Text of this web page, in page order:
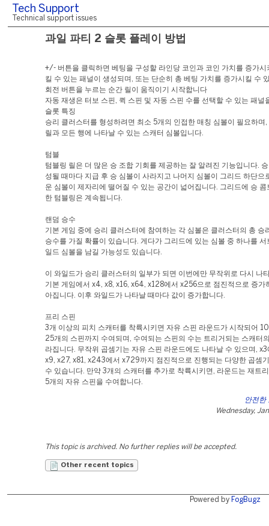
Tech Support
Technical support issues
과일 파티 2 슬롯 플레이 방법
+/- 버튼을 클릭하면 베팅을 구성할 라인당 코인과 코인 가치를 증가시
킬 수 있는 패널이 생성되며, 또는 단순히 총 베팅 가치를 증가시킬 수
회전 버튼을 누르는 순간 릴이 움직이기 시작합니다
자동 재생은 터보 스핀, 퀵 스핀 및 자동 스핀 수를 선택할 수 있는 패널
슬롯 특징
승리 클러스터를 형성하려면 최소 5개의 인접한 매칭 심볼이 필요하며,
릴과 모든 행에 나타날 수 있는 스캐터 심볼입니다.
텀블
텀블링 릴은 더 많은 승 조합 기회를 제공하는 잘 알려진 기능입니다.
성될 때마다 지급 후 승 심볼이 사라지고 나머지 심볼이 그리드 하단으
운 심볼이 제자리에 떨어질 수 있는 공간이 넓어집니다. 그리드에 승 콤
한 텀블링은 계속됩니다.
랜덤 승수
기본 게임 중에 승리 클러스터에 참여하는 각 심볼은 클러스터의 총 승
승수를 가질 확률이 있습니다. 게다가 그리드에 있는 심볼 중 하나를 서
일드 심볼을 남길 가능성도 있습니다.
이 와일드가 승리 클러스터의 일부가 되면 이번에만 무작위로 다시 나
기본 게임에서 x4, x8, x16, x64, x128에서 x256으로 점진적으로 증가
아집니다. 이후 와일드가 나타날 때마다 값이 증가합니다.
프리 스핀
3개 이상의 피치 스캐터를 착륙시키면 자유 스핀 라운드가 시작되어
25개의 스핀까지 수여되며, 수여되는 스핀의 수는 트리거되는 스캐터
라집니다. 무작위 곱셈기는 자유 스핀 라운드에도 나타날 수 있으며,
x9, x27, x81, x243에서 x729까지 점진적으로 진행되는 다양한 곱셈
수 있습니다. 만약 3개의 스캐터를 추가로 착륙시키면, 라운드는 재트
5개의 자유 스핀을 수여합니다.
안전한
Wednesday,
This topic is archived. No further replies will be accepted.
Other recent topics
Powered by FogBugz